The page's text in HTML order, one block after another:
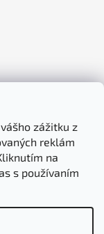
zážitku z
reklám
na
s používaním